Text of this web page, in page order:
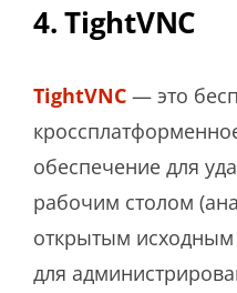
4. TightVNC
TightVNC — это
обеспечение для
рабочим столом
открытым
для